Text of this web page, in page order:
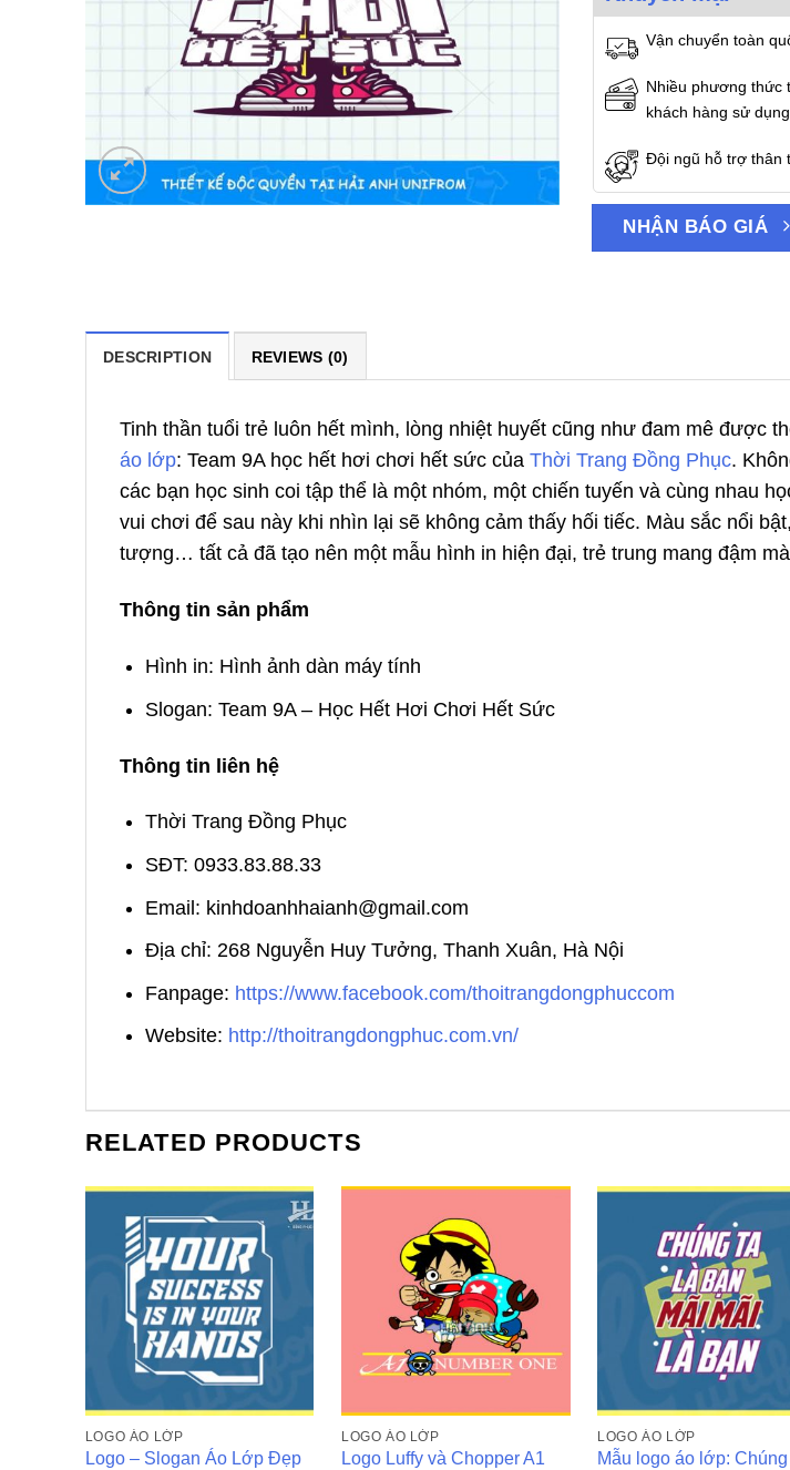
Vận chuyển toàn
Nhiều phương thức
khách hàng sử dụng
Đội ngũ hỗ trợ thân
NHẬN BÁO GIÁ
DESCRIPTION REVIEWS (0)
Tinh thần tuổi trẻ luôn hết mình, lòng nhiệt huyết cũng như đam mê được
áo lớp: Team 9A học hết hơi chơi hết sức của Thời Trang Đồng Phục.
các bạn học sinh coi tập thể là một nhóm, một chiến tuyến và cùng nhau
vui chơi để sau này khi nhìn lại sẽ không cảm thấy hối tiếc. Màu sắc nổi
tượng… tất cả đã tạo nên một mẫu hình in hiện đại, trẻ trung mang đậm
Thông tin sản phẩm
Hình in: Hình ảnh dàn máy tính
Slogan: Team 9A – Học Hết Hơi Chơi Hết Sức
Thông tin liên hệ
Thời Trang Đồng Phục
SĐT: 0933.83.88.33
Email: kinhdoanhhaianh@gmail.com
Địa chỉ: 268 Nguyễn Huy Tưởng, Thanh Xuân, Hà Nội
Fanpage: https://www.facebook.com/thoitrangdongphuccom
Website: http://thoitrangdongphuc.com.vn/
RELATED PRODUCTS
LOGO ÁO LỚP
Logo – Slogan Áo Lớp Đẹp
LOGO ÁO LỚP
Logo Luffy và Chopper A1
LOGO ÁO LỚP
Mẫu logo áo lớp: Chúng